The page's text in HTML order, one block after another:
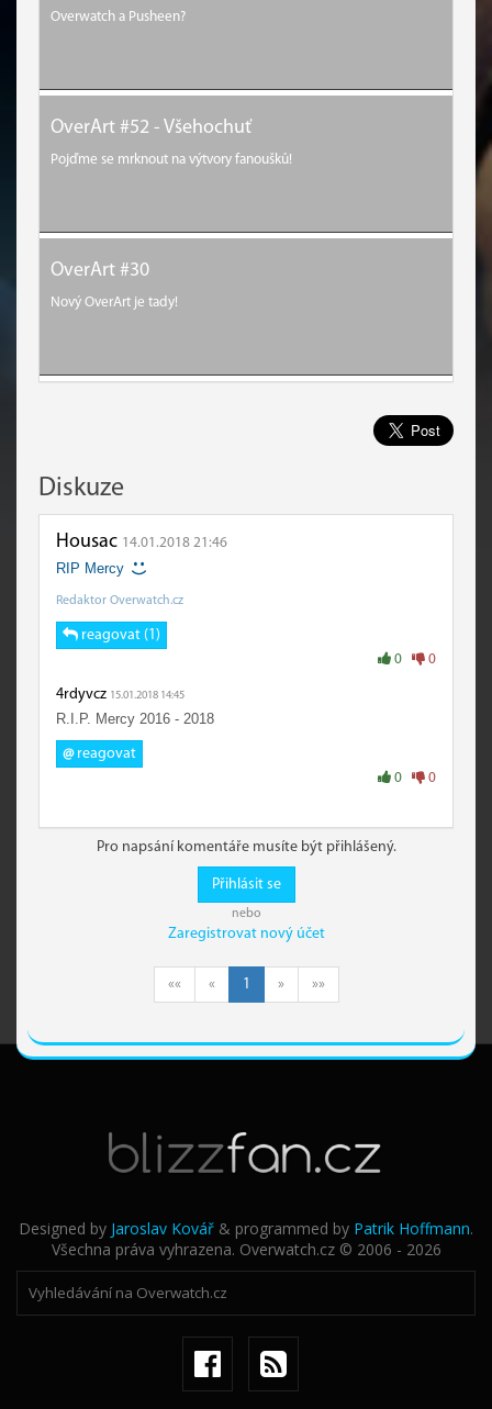
Overwatch a Pusheen?
OverArt #52 - Všehochuť
Pojďme se mrknout na výtvory fanoušků!
OverArt #30
Nový OverArt je tady!
Diskuze
Housac 14.01.2018 21:46
RIP Mercy
Redaktor Overwatch.cz
reagovat (1)
0 0
4rdyvcz 15.01.2018 14:45
R.I.P. Mercy 2016 - 2018
@reagovat
0 0
Pro napsání komentáře musíte být přihlášený.
Přihlásit se
nebo
Zaregistrovat nový účet
«« « 1 » »»
Designed by Jaroslav Kovář & programmed by Patrik Hoffmann.
Všechna práva vyhrazena. Overwatch.cz © 2006 - 2026